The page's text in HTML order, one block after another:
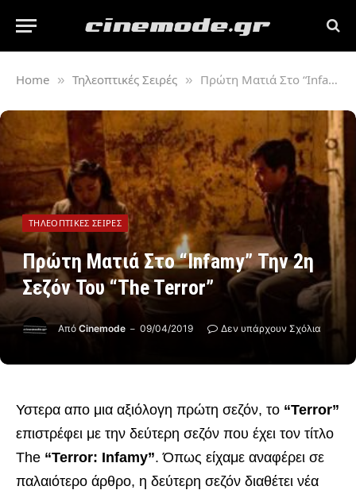
Home » Τηλεοπτικές Σειρές » Πρώτη Ματιά Στο “Infamy” Την 2η Σεζόν Του “The Terror”
ΤΗΛΕΟΠΤΙΚΈΣ ΣΕΙΡΈΣ
Πρώτη Ματιά Στο “Infamy” Την 2η
Σεζόν Του “The Terror”
Από Cinemode 09/04/2019 Δεν υπάρχουν Σχόλια
Υστερα απο μια αξιόλογη πρώτη σεζόν, το “Terror”
επιστρέφει με την δεύτερη σεζόν που έχει τον τίτλο
The “Terror: Infamy”. Όπως είχαμε αναφέρει σε
παλαιότερο άρθρο, η δεύτερη σεζόν διαθέτει νέα